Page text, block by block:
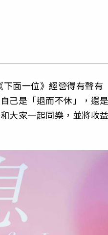
面一位》經營得有聲有
己是「退而不休」，還
大家一起同樂，並將收